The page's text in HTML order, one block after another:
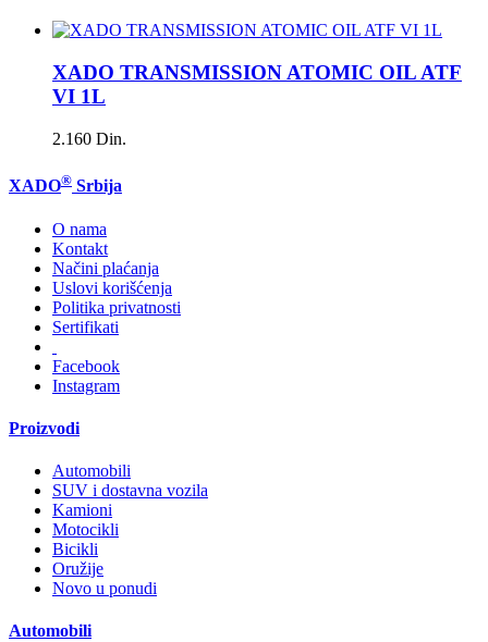
XADO TRANSMISSION ATOMIC OIL ATF
VI 1L
2.160 Din.
XADO® Srbija
O nama
Kontakt
Načini plaćanja
Uslovi korišćenja
Politika privatnosti
Sertifikati
Facebook
Instagram
Proizvodi
Automobili
SUV i dostavna vozila
Kamioni
Motocikli
Bicikli
Oružije
Novo u ponudi
Automobili